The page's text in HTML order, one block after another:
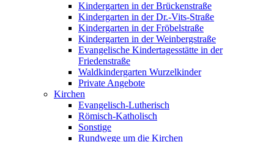
Kindergarten in der Brückenstraße
Kindergarten in der Dr.-Vits-Straße
Kindergarten in der Fröbelstraße
Kindergarten in der Weinbergstraße
Evangelische Kindertagesstätte in der
Friedenstraße
Waldkindergarten Wurzelkinder
Private Angebote
Kirchen
Evangelisch-Lutherisch
Römisch-Katholisch
Sonstige
Rundwege um die Kirchen